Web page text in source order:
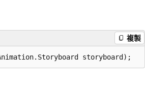
複製
storyboard);